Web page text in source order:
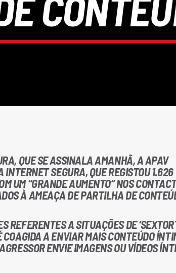
QUE SE ASSINALA AMANHÃ, A APAV
SEGURA, QUE REGISTOU 1.626
UM “GRANDE AUMENTO” NOS
À AMEAÇA DE PARTILHA DE
REFERENTES A SITUAÇÕES DE
A ENVIAR MAIS CONTEÚDO
ENVIE IMAGENS OU VÍDEOS